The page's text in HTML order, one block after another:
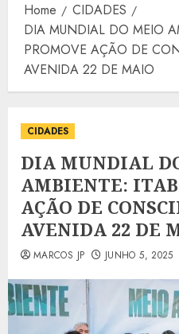
Home
CIDADES
DIA MUNDIAL DO MEIO
PROMOVE AÇÃO DE
AVENIDA 22 DE MAIO
CIDADES
DIA MUNDIAL
AMBIENTE:
AÇÃO DE
AVENIDA 22 DE
MARCOS JP JUNHO 5, 2025